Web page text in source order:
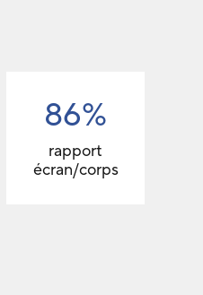
86%
rapport
écran/corps